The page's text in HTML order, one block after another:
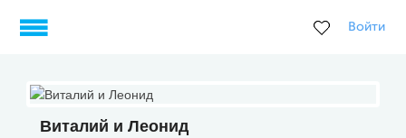
Войти
Виталий и Леонид